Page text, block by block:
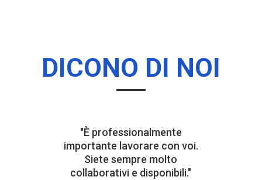
DICONO DI NOI
"È professionalmente
importante lavorare con voi.
Siete sempre molto
collaborativi e disponibili."